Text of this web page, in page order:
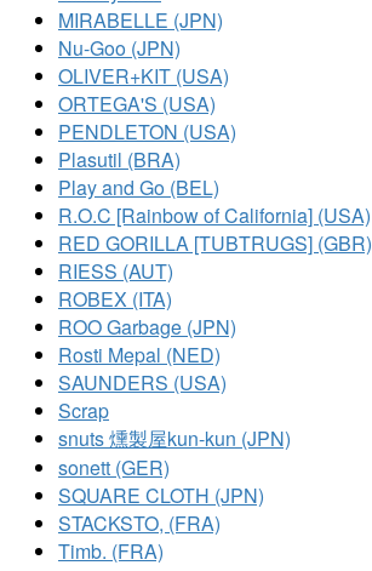
MIRABELLE (JPN)
Nu-Goo (JPN)
OLIVER+KIT (USA)
ORTEGA'S (USA)
PENDLETON (USA)
Plasutil (BRA)
Play and Go (BEL)
R.O.C [Rainbow of California] (USA)
RED GORILLA [TUBTRUGS] (GBR)
RIESS (AUT)
ROBEX (ITA)
ROO Garbage (JPN)
Rosti Mepal (NED)
SAUNDERS (USA)
Scrap
snuts 燻製屋kun-kun (JPN)
sonett (GER)
SQUARE CLOTH (JPN)
STACKSTO, (FRA)
Timb. (FRA)